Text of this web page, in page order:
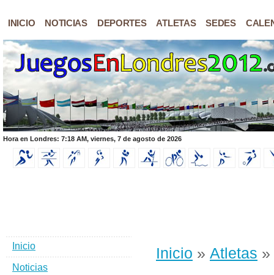
INICIO NOTICIAS DEPORTES ATLETAS SEDES
Hora en Londres: 7:18 AM, viernes, 7 de agosto de 2026
Inicio » Atletas
Inicio
Noticias